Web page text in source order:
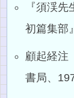
『須渓
初篇集部
顧起経注
書局、